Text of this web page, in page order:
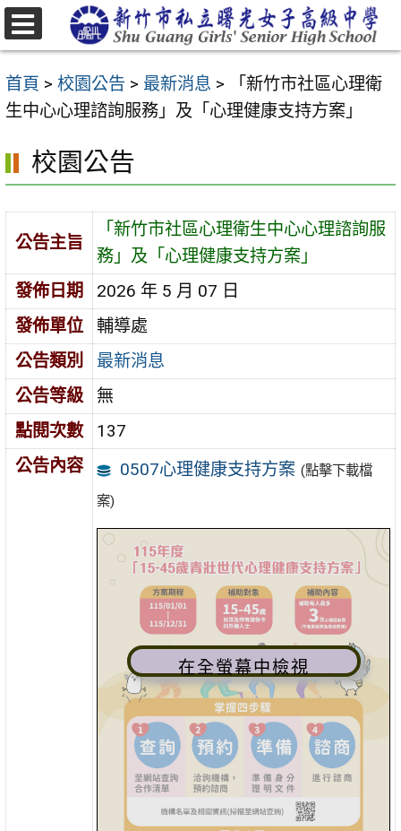
跳
至
要
內
區
首頁 > 校園公告 > 最新消息 >
「新竹市社區心理衛
生中心心理諮詢服務」及「心理健康支持方案」
校園公告
公告主旨
「新竹市社區心理衛生中心心理諮詢服
務」及「心理健康支持方案」
發佈日期
2026 年 5 月 07 日
發佈單位
輔導處
公告類別
最新消息
公告等級
無
點閱次數
137
公告內容
0507心理健康支持方案 (點擊下載檔
案)
在全螢幕中檢視
選
單